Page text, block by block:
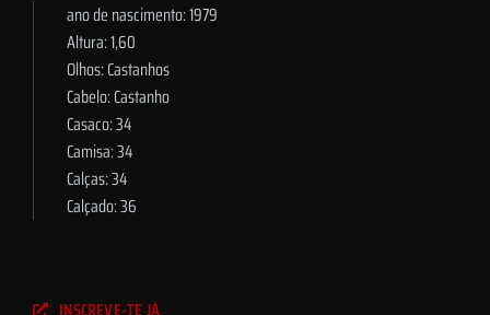
ano de nascimento: 1979
Altura: 1,60
Olhos: Castanhos
Cabelo: Castanho
Casaco: 34
Camisa: 34
Calças: 34
Calçado: 36